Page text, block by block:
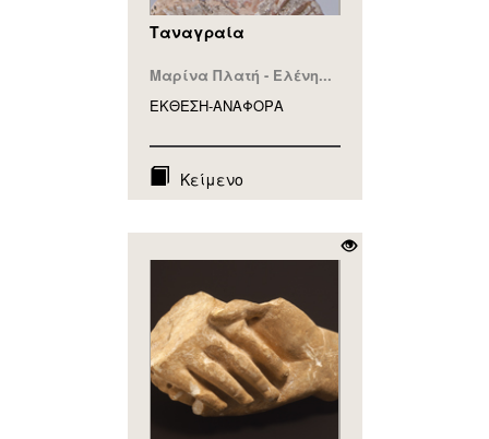
Ταναγραία
Μαρίνα Πλατή - Ελένη...
ΕΚΘΕΣΗ-ΑΝΑΦΟΡA
Κείμενο